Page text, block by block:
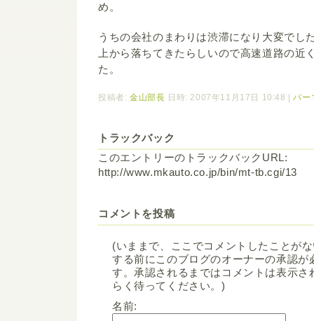
め。
うちの会社のまわりは渋滞になり大変でし
上から落ちてきたらしいので高速道路の近
た。
投稿者:金山部長 日時: 2007年11月17日 10:48 パー
トラックバック
このエントリーのトラックバックURL:
http://www.mkauto.co.jp/bin/mt-tb.cgi/13
コメントを投稿
(いままで、ここでコメントしたことが
する前にこのブログのオーナーの承認が
す。承認されるまではコメントは表示さ
らく待ってください。)
名前: